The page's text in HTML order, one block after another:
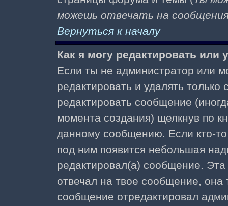
можешь отвечать на
Вернуться к началу
Как я могу редактировать или
Если ты не администратор или
редактировать и удалять
редактировать сообщение
момента создания) щелкнув по
данному сообщению. Если кто-
под ним появится небольшая
редактировал(а) сообщение. Эта
отвечал на твое сообщение, она
сообщение отредактировал